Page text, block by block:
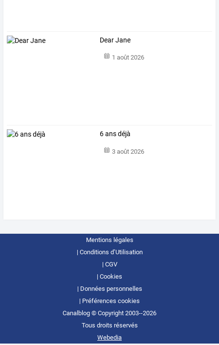
Dear Jane
1 août 2026
6 ans déjà
3 août 2026
Mentions légales
Conditions d’Utilisation
CGV
Cookies
Données personnelles
Préférences cookies
Canalblog © Copyright 2003--2026
Tous droits réservés
Webedia